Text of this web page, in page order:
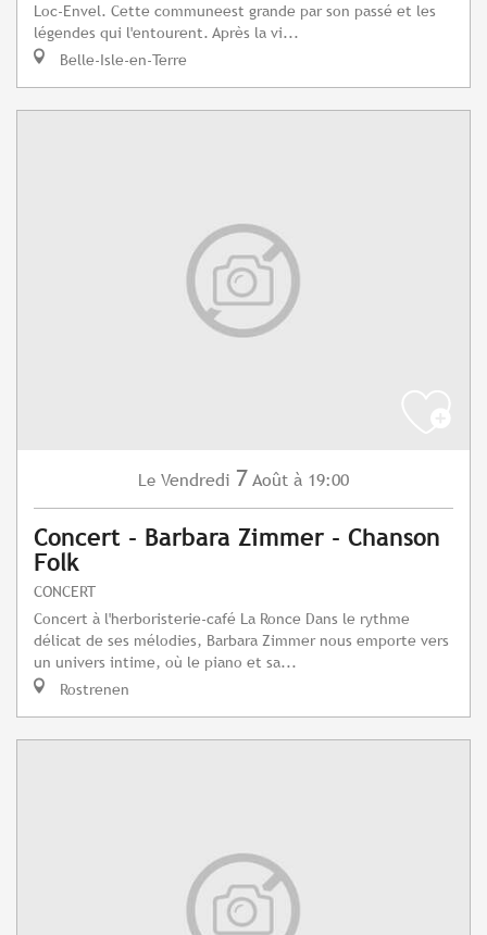
Loc-Envel. Cette communeest grande par son passé et les
légendes qui l'entourent. Après la vi...
Belle-Isle-en-Terre
Le Vendredi 7 Août à 19:00
Concert - Barbara Zimmer - Chanson
Folk
CONCERT
Concert à l'herboristerie-café La Ronce Dans le rythme
délicat de ses mélodies, Barbara Zimmer nous emporte vers
un univers intime, où le piano et sa...
Rostrenen